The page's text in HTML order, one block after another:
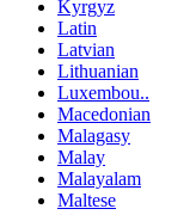
Kyrgyz
Latin
Latvian
Lithuanian
Luxembou..
Macedonian
Malagasy
Malay
Malayalam
Maltese